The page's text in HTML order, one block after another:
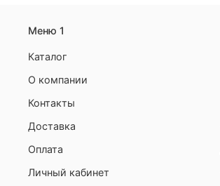
Меню 1
Каталог
О компании
Контакты
Доставка
Оплата
Личный кабинет